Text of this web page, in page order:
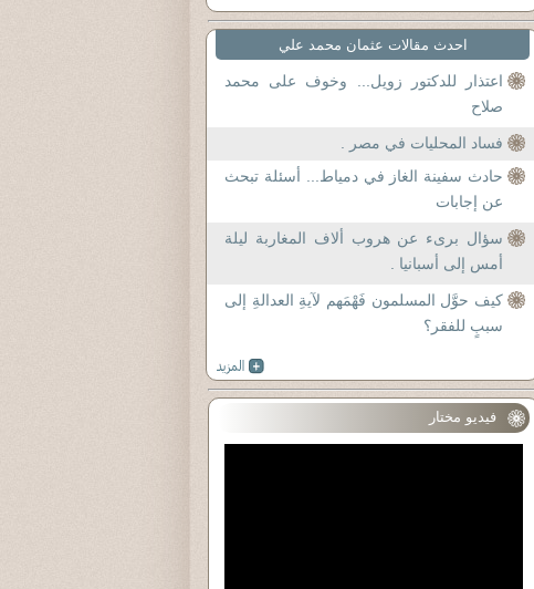
احدث مقالات عثمان محمد علي
اعتذار للدكتور زويل... وخوف على محمد
صلاح
فساد المحليات في مصر .
حادث سفينة الغاز في دمياط... أسئلة تبحث
عن إجابات
سؤال برىء عن هروب ألاف المغاربة ليلة
أمس إلى أسبانيا .
كيف حوَّل المسلمون فَهْمَهم لآيةِ العدالةِ إلى
سببٍ للفقر؟
فيديو مختار